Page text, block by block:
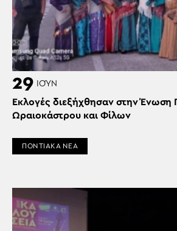
29 ΙΟΎΝ
Εκλογές διεξήχθησαν στην Ένωση
Ωραιοκάστρου και Φίλων
ΠΟΝΤΙΑΚΑ ΝΕΑ